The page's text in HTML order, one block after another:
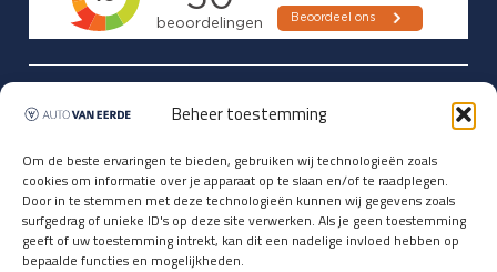
Beheer toestemming
Om de beste ervaringen te bieden, gebruiken wij technologieën zoals
cookies om informatie over je apparaat op te slaan en/of te raadplegen.
Door in te stemmen met deze technologieën kunnen wij gegevens zoals
surfgedrag of unieke ID's op deze site verwerken. Als je geen toestemming
geeft of uw toestemming intrekt, kan dit een nadelige invloed hebben op
bepaalde functies en mogelijkheden.
Updates over nieuwbinnen-komers
vóórdat ze op de portals staan?
Registreer je hier.
E-mailadres *